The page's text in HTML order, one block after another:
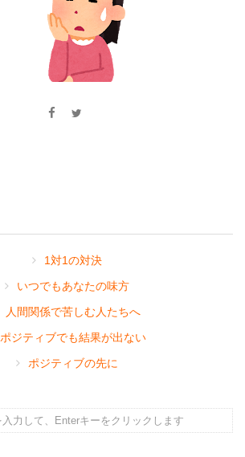
1対1の対決
いつでもあなたの味方
人間関係で苦しむ人たちへ
ポジティブでも結果が出ない
ポジティブの先に